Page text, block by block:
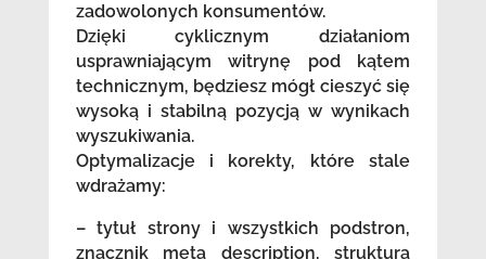
zadowolonych konsumentów.
Dzięki cyklicznym działaniom
usprawniającym witrynę pod kątem
technicznym, będziesz mógł cieszyć się
wysoką i stabilną pozycją w wynikach
wyszukiwania.
Optymalizacje i korekty, które stale
wdrażamy:
– tytuł strony i wszystkich podstron,
znacznik meta description, struktura